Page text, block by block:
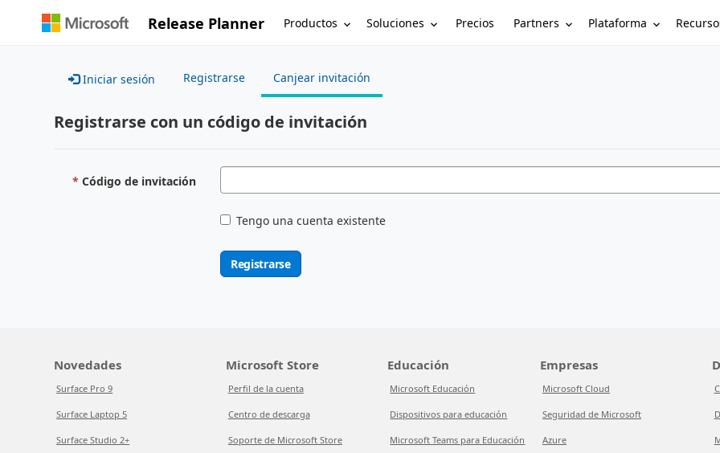
Release Planner Productos Soluciones Precios Partners Plataforma
Iniciar sesión Registrarse Canjear invitación
Registrarse con un código de invitación
Código de invitación
Tengo una cuenta existente
Registrarse
Novedades
Surface Pro 9
Surface Laptop 5
Surface Studio 2+
Microsoft Store
Perfil de la cuenta
Centro de descarga
Soporte de Microsoft Store
Educación
Microsoft Educación
Dispositivos para educación
Microsoft Teams para Educación
Empresas
Microsoft Cloud
Seguridad de Microsoft
Azure